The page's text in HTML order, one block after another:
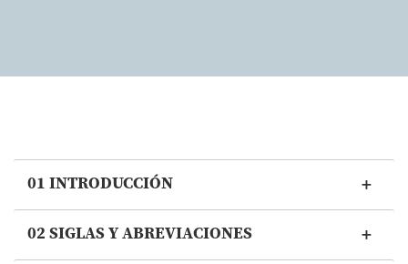
01 INTRODUCCIÓN
02 SIGLAS Y ABREVIACIONES